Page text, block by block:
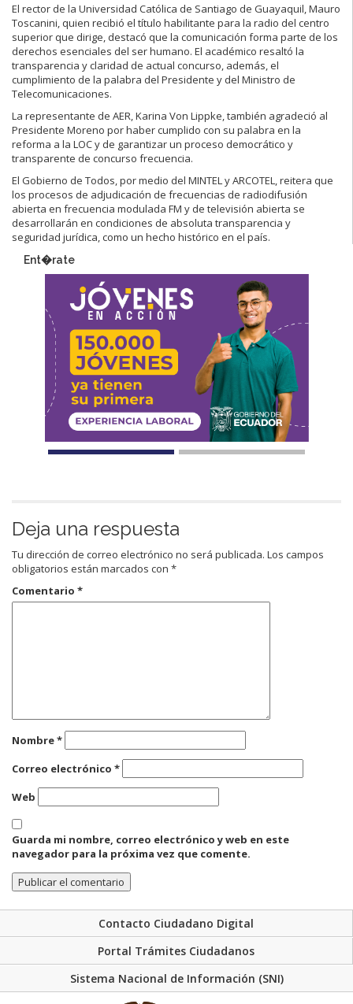
El rector de la Universidad Católica de Santiago de Guayaquil, Mauro
Toscanini, quien recibió el título habilitante para la radio del centro
superior que dirige, destacó que la comunicación forma parte de los
derechos esenciales del ser humano. El académico resaltó la
transparencia y claridad de actual concurso, además, el
cumplimiento de la palabra del Presidente y del Ministro de
Telecomunicaciones.
La representante de AER, Karina Von Lippke, también agradeció al
Presidente Moreno por haber cumplido con su palabra en la
reforma a la LOC y de garantizar un proceso democrático y
transparente de concurso frecuencia.
El Gobierno de Todos, por medio del MINTEL y ARCOTEL, reitera que
los procesos de adjudicación de frecuencias de radiodifusión
abierta en frecuencia modulada FM y de televisión abierta se
desarrollarán en condiciones de absoluta transparencia y
seguridad jurídica, como un hecho histórico en el país.
Ent�rate
Deja una respuesta
Tu dirección de correo electrónico no será publicada. Los campos
obligatorios están marcados con *
Comentario *
Nombre*
Correo electrónico *
Web
Guarda mi nombre, correo electrónico y web en este
navegador para la próxima vez que comente.
Contacto Ciudadano Digital
Portal Trámites Ciudadanos
Sistema Nacional de Información (SNI)